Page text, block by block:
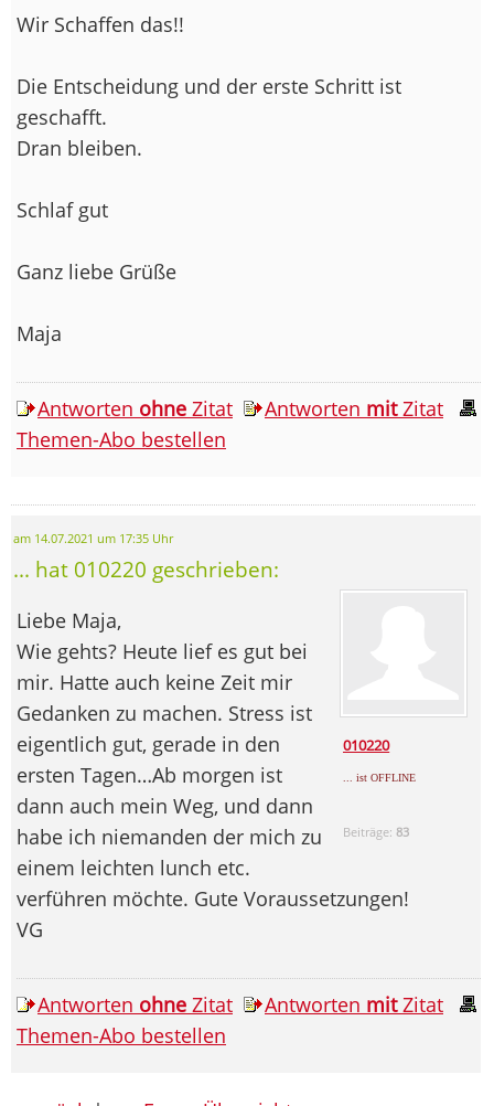
Wir Schaffen das!!
Die Entscheidung und der erste Schritt ist
geschafft.
Dran bleiben.
Schlaf gut
Ganz liebe Grüße
Maja
Antworten ohne Zitat Antworten mitZitat
Themen-Abo bestellen
am 14.07.2021 um 17:35 Uhr
... hat 010220 geschrieben:
010220
... ist OFFLINE
Beiträge:83
Liebe Maja,
Wie gehts? Heute lief es gut bei
mir. Hatte auch keine Zeit mir
Gedanken zu machen. Stress ist
eigentlich gut, gerade in den
ersten Tagen…Ab morgen ist
dann auch mein Weg, und dann
habe ich niemanden der mich zu
einem leichten lunch etc.
verführen möchte. Gute Voraussetzungen!
VG
Antworten ohne Zitat Antworten mitZitat
Themen-Abo bestellen